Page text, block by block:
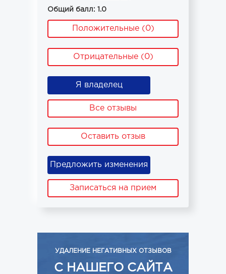
Общий балл: 1.0
Положительные (0)
Отрицательные (0)
Я владелец
Все отзывы
Оставить отзыв
Предложить изменения
Записаться на прием
УДАЛЕНИЕ НЕГАТИВНЫХ ОТЗЫВОВ
С НАШЕГО САЙТА